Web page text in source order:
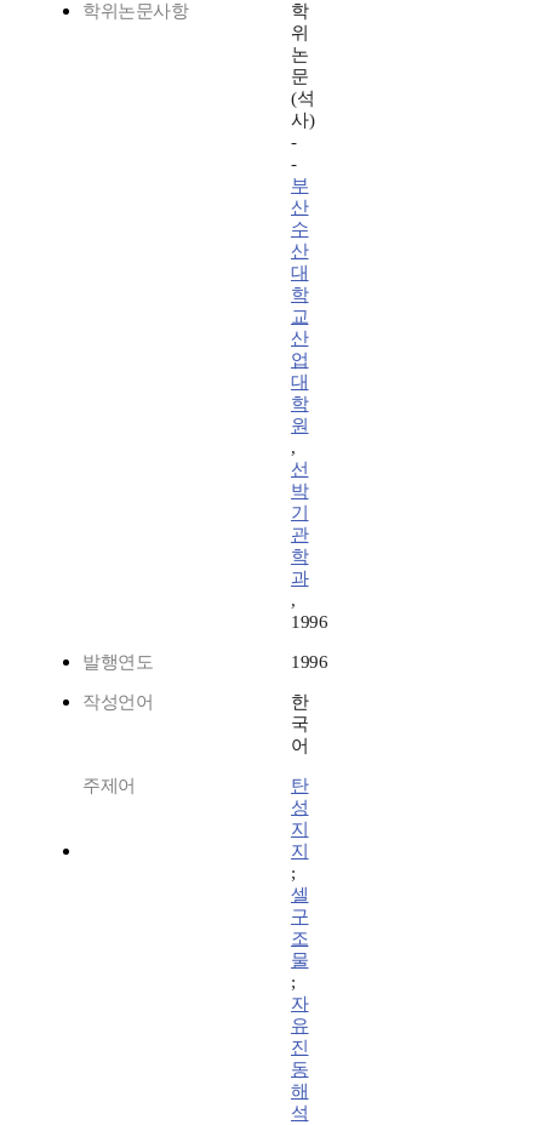
학위논문사항
학
위
논
문
(석
사)
-
-
부
산
수
산
대
학
교
산
업
대
학
원
,
선
박
기
관
학
과
,
1996
발행연도 1996
작성언어
한
국
어
주제어
탄
성
지
지
;
셀
구
조
물
;
자
유
진
동
해
석